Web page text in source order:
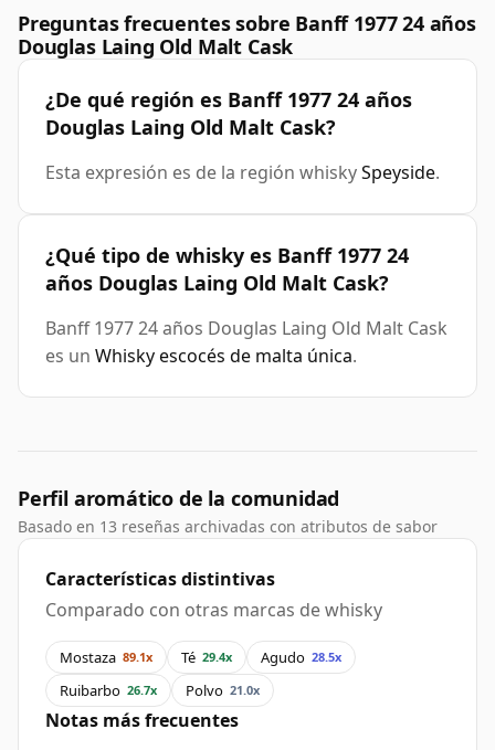
Preguntas frecuentes sobre Banff 1977 24 años
Douglas Laing Old Malt Cask
¿De qué región es Banff 1977 24 años
Douglas Laing Old Malt Cask?
Esta expresión es de la región whiskySpeyside.
¿Qué tipo de whisky es Banff 1977 24
años Douglas Laing Old Malt Cask?
Banff 1977 24 años Douglas Laing Old Malt Cask
es un Whisky escocés de malta única.
Perfil aromático de la comunidad
Basado en 13 reseñas archivadas con atributos de sabor
Características distintivas
Comparado con otras marcas de whisky
Mostaza 89.1x Té 29.4x Agudo 28.5x
Ruibarbo 26.7x Polvo 21.0x
Notas más frecuentes